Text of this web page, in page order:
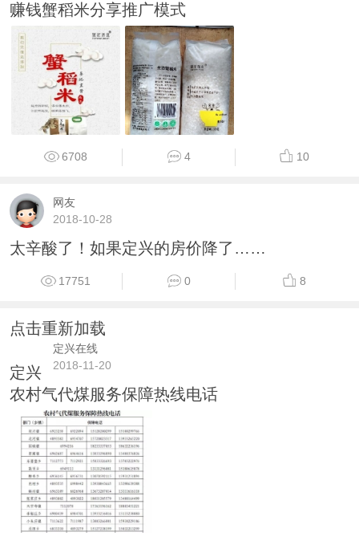
赚钱蟹稻米分享推广模式
6708 4 10
网友
2018-10-28
太辛酸了！如果定兴的房价降了……
17751 0 8
点击重新加载
定兴在线
2018-11-20
定兴
农村气代煤服务保障热线电话